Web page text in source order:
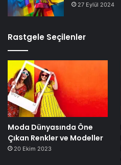
27 Eylül 2024
Rastgele Seçilenler
Moda Dünyasında Öne
Çıkan Renkler ve Modeller
20 Ekim 2023